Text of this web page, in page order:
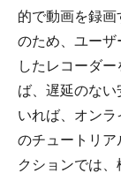
的で動画を録
のため、ユーザ
したレコーダ
ば、遅延のな
いれば、オン
のチュートリア
クションでは